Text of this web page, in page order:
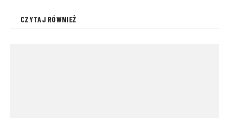
CZYTAJ RÓWNIEŻ